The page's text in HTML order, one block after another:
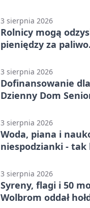
3 sierpnia 2026
Rolnicy mogą
pieniędzy za
3 sierpnia 2026
Dofinansowanie
Dzienny Dom
3 sierpnia 2026
Woda, piana i
niespodzianki - tak
3 sierpnia 2026
Syreny, flagi i 50
Wolbrom oddał